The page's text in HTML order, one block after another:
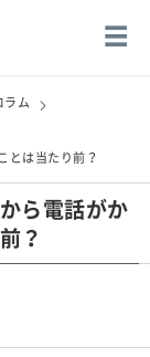
ラム
とは当たり前？
ら電話がか
？